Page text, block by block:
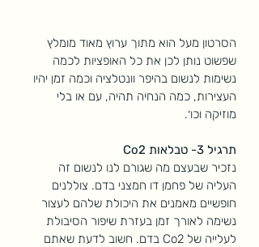
הסרטון מעל הוא מתוך ערוץ מאוד מומלץ
שפשוט נותן לכן את כל האופציות לכמה
נשימות לנשום בהיפר וונטלציה וכמה זמן יהיו
העצירות, כמה הנחיה תהיה, עם או בלי
מוזיקה וכו׳.
תרגיל 3- טבלאות Co2
נזכיר שבעצם מה שגורם לנו לנשום זה
העליה של פחמן דו חמצני בדם. צוללנים
חופשיים מאמנים את היכולת שלהם לעצור
נשימה לאורך זמן בעזרת שיפור הסיבולת
לעלייה של Co2 בדם. חשוב לדעת שאתם